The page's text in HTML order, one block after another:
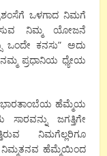
ಒಳಗಾದ ನಿಮಗೆ
ನಿಮ್ಮ ಯೋಜನೆ
ಒಂದೇ ಕನಸು” ಅದು
ನಮ್ಮ ಪ್ರಧಾನಿಯ ಧ್ಯೇಯ
ಭಾರತಾಂಬೆಯ ಹೆಮ್ಮೆಯ
ಜಗತ್ತಿಗೇ
ನಿಮಗೆಲ್ಲರಿಗೂ
ಹೆಮ್ಮೆಯಿಂದ